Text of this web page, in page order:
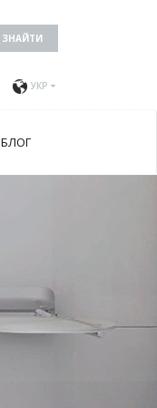
УКР
БЛОГ